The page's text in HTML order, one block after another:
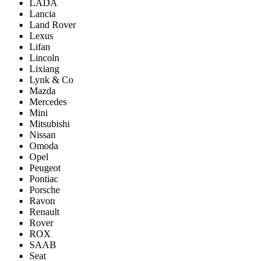
LADA
Lancia
Land Rover
Lexus
Lifan
Lincoln
Lixiang
Lynk & Co
Mazda
Mercedes
Mini
Mitsubishi
Nissan
Omoda
Opel
Peugeot
Pontiac
Porsсhe
Ravon
Renault
Rover
ROX
SAAB
Seat